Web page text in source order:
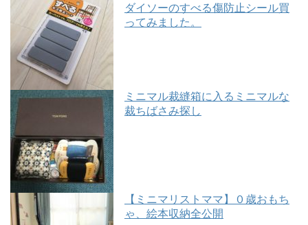
ダイソーのすべる傷防止シール買
ってみました。
ミニマル裁縫箱に入るミニマルな
裁ちばさみ探し
【ミニマリストママ】０歳おもち
ゃ、絵本収納全公開